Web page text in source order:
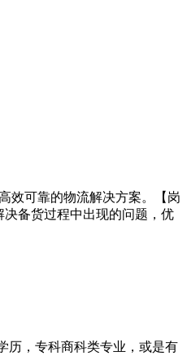
效可靠的物流解决方案。【岗
备货过程中出现的问题，优
历，专科商科类专业，或是有